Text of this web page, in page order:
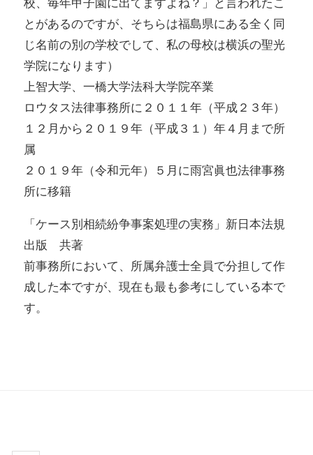
校、毎年甲子園に出てますよね？」と言われたこ
とがあるのですが、そちらは福島県にある全く同
じ名前の別の学校でして、私の母校は横浜の聖光
学院になります）
上智大学、一橋大学法科大学院卒業
ロウタス法律事務所に２０１１年（平成２３年）
１２月から２０１９年（平成３１）年４月まで所
属
２０１９年（令和元年）５月に雨宮眞也法律事務
所に移籍
「ケース別相続紛争事案処理の実務」新日本法規
出版 共著
前事務所において、所属弁護士全員で分担して作
成した本ですが、現在も最も参考にしている本で
す。